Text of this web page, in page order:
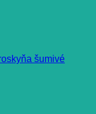
šumivé